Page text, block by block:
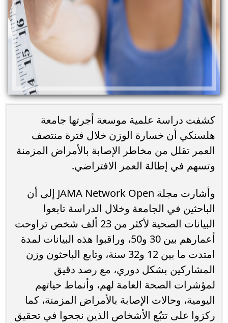
كشفت دراسة علمية موسعة أجرتها جامعة
هلسنكي أن خسارة الوزن خلال فترة منتصف
العمر تقلل من مخاطر الإصابة بالأمراض المزمنة
وتسهم في إطالة العمر الافتراضي.
وأشارت مجلة JAMA Network Open إلى أن
الباحثين في الجامعة وخلال الدراسة تابعوا
البيانات الصحية لأكثر من 23 ألف شخص تراوحت
أعمارهم بين 30 و50، وراقبوا هذه البيانات لمدة
امتدت ما بين 12 و32 سنة، وتابع الباحثون وزن
المشاركين بشكل دوري، مع رصد دقيق
لمؤشرات الصحة العامة لهم، وأنماط حياتهم
اليومية، وحالات الإصابة بالأمراض المزمنة، كما
ركزوا على تتبّع الأشخاص الذين نجحوا في تحقيق